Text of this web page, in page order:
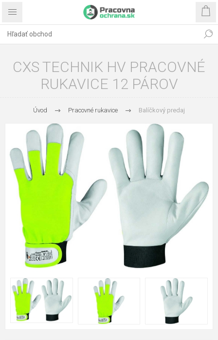
CXS TECHNIK HV PRACOVNÉ
RUKAVICE 12 PÁROV
Úvod Pracovné rukavice Balíčkový predaj